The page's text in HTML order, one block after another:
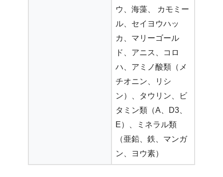
ウ、海藻、 カモミー
ル、セイヨウハッ
カ、マリーゴール
ド、アニス、コロ
ハ、アミノ酸類（メ
チオニン、リシ
ン）、タウリン、ビ
タミン類（A、D3、
E）、ミネラル類
（亜鉛、鉄、マンガ
ン、ヨウ素）